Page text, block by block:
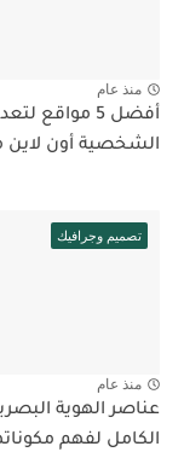
منذ عام
أفضل 5 مواقع
الشخصية أون لاين
تصميم وجرافيك
منذ عام
عناصر الهوية
الكامل لفهم